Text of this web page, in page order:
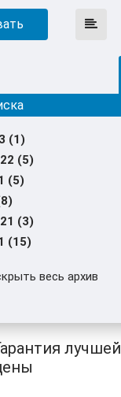
(1)
(5)
(5)
(3)
(15)
весь архив
лучшей